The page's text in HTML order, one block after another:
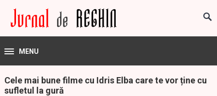
MENU
Cele mai bune filme cu Idris Elba care te vor ține cu
sufletul la gură